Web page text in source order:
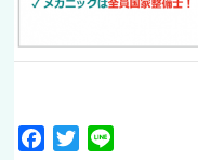
Facebook
Twitter